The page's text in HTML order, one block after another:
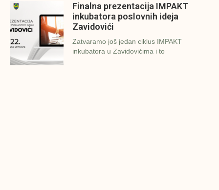
Finalna prezentacija IMPAKT
inkubatora poslovnih ideja
Zavidovići
Zatvaramo još jedan ciklus IMPAKT
inkubatora u Zavidovićima i to